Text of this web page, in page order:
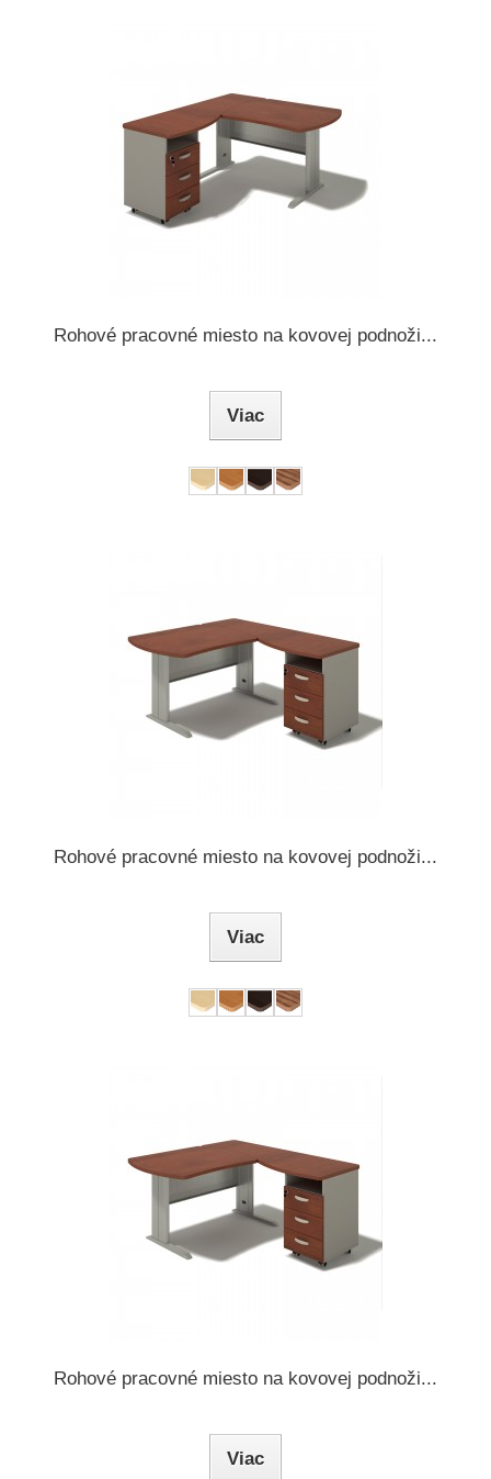
Rohové pracovné miesto na kovovej podnoži...
Viac
Rohové pracovné miesto na kovovej podnoži...
Viac
Rohové pracovné miesto na kovovej podnoži...
Viac